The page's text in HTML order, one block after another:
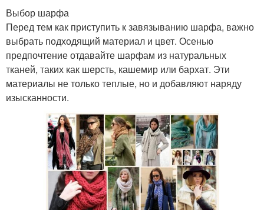
Выбор шарфа
Перед тем как приступить к завязыванию шарфа, важно
выбрать подходящий материал и цвет. Осенью
предпочтение отдавайте шарфам из натуральных
тканей, таких как шерсть, кашемир или бархат. Эти
материалы не только теплые, но и добавляют наряду
изысканности.